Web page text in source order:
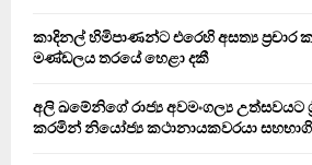
කාදිනල් හිමිපාණන්ට එරෙහි අසත්‍ය
මණ්ඩලය තරයේ හෙළා දකී
අලි ඛමේනිගේ රාජ්‍ය අවමංගල්‍ය උත්සවයට
කරමින් නියෝජ්‍ය කථානායකවරයා